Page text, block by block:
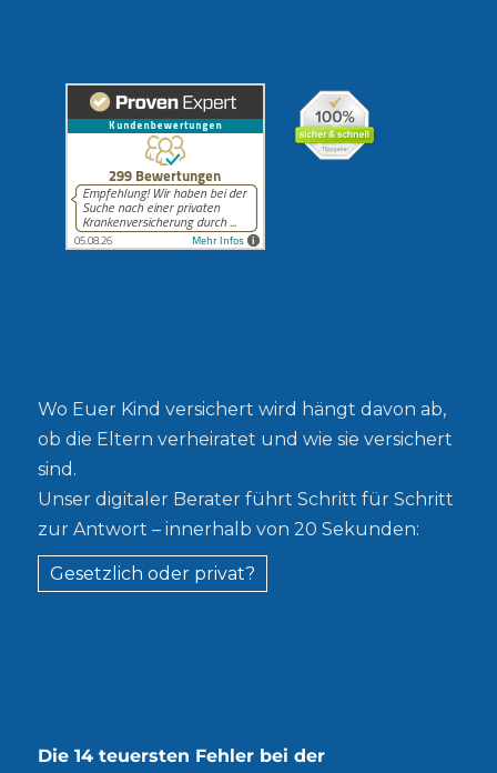
Wo Euer Kind versichert wird hängt davon ab,
ob die Eltern verheiratet und wie sie versichert
sind.
Unser digitaler Berater führt Schritt für Schritt
zur Antwort – innerhalb von 20 Sekunden:
Gesetzlich oder privat?
Die 14 teuersten Fehler bei der